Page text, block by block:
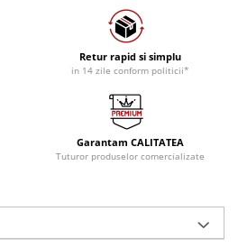
Retur rapid si simplu
in 14 zile conform politicii*
Garantam CALITATEA
Tuturor produselor comercializate